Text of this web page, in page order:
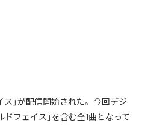
」が配信開始された。今回デジ
フェイス」を含む全1曲となって